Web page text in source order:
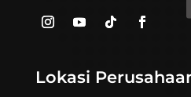
Lokasi